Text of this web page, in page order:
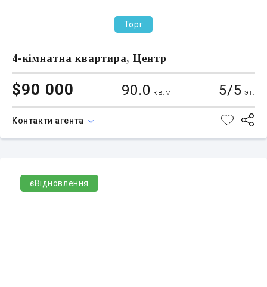
Торг
4-кімнатна квартира, Центр
$90 000 90.0 кв.м 5/5 эт.
Контакти агента
єВідновлення